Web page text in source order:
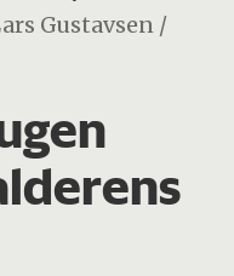
Gustavsen /